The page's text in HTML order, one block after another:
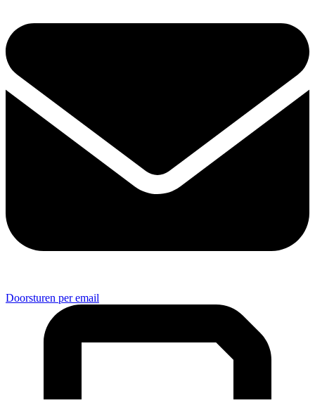
Doorsturen per email